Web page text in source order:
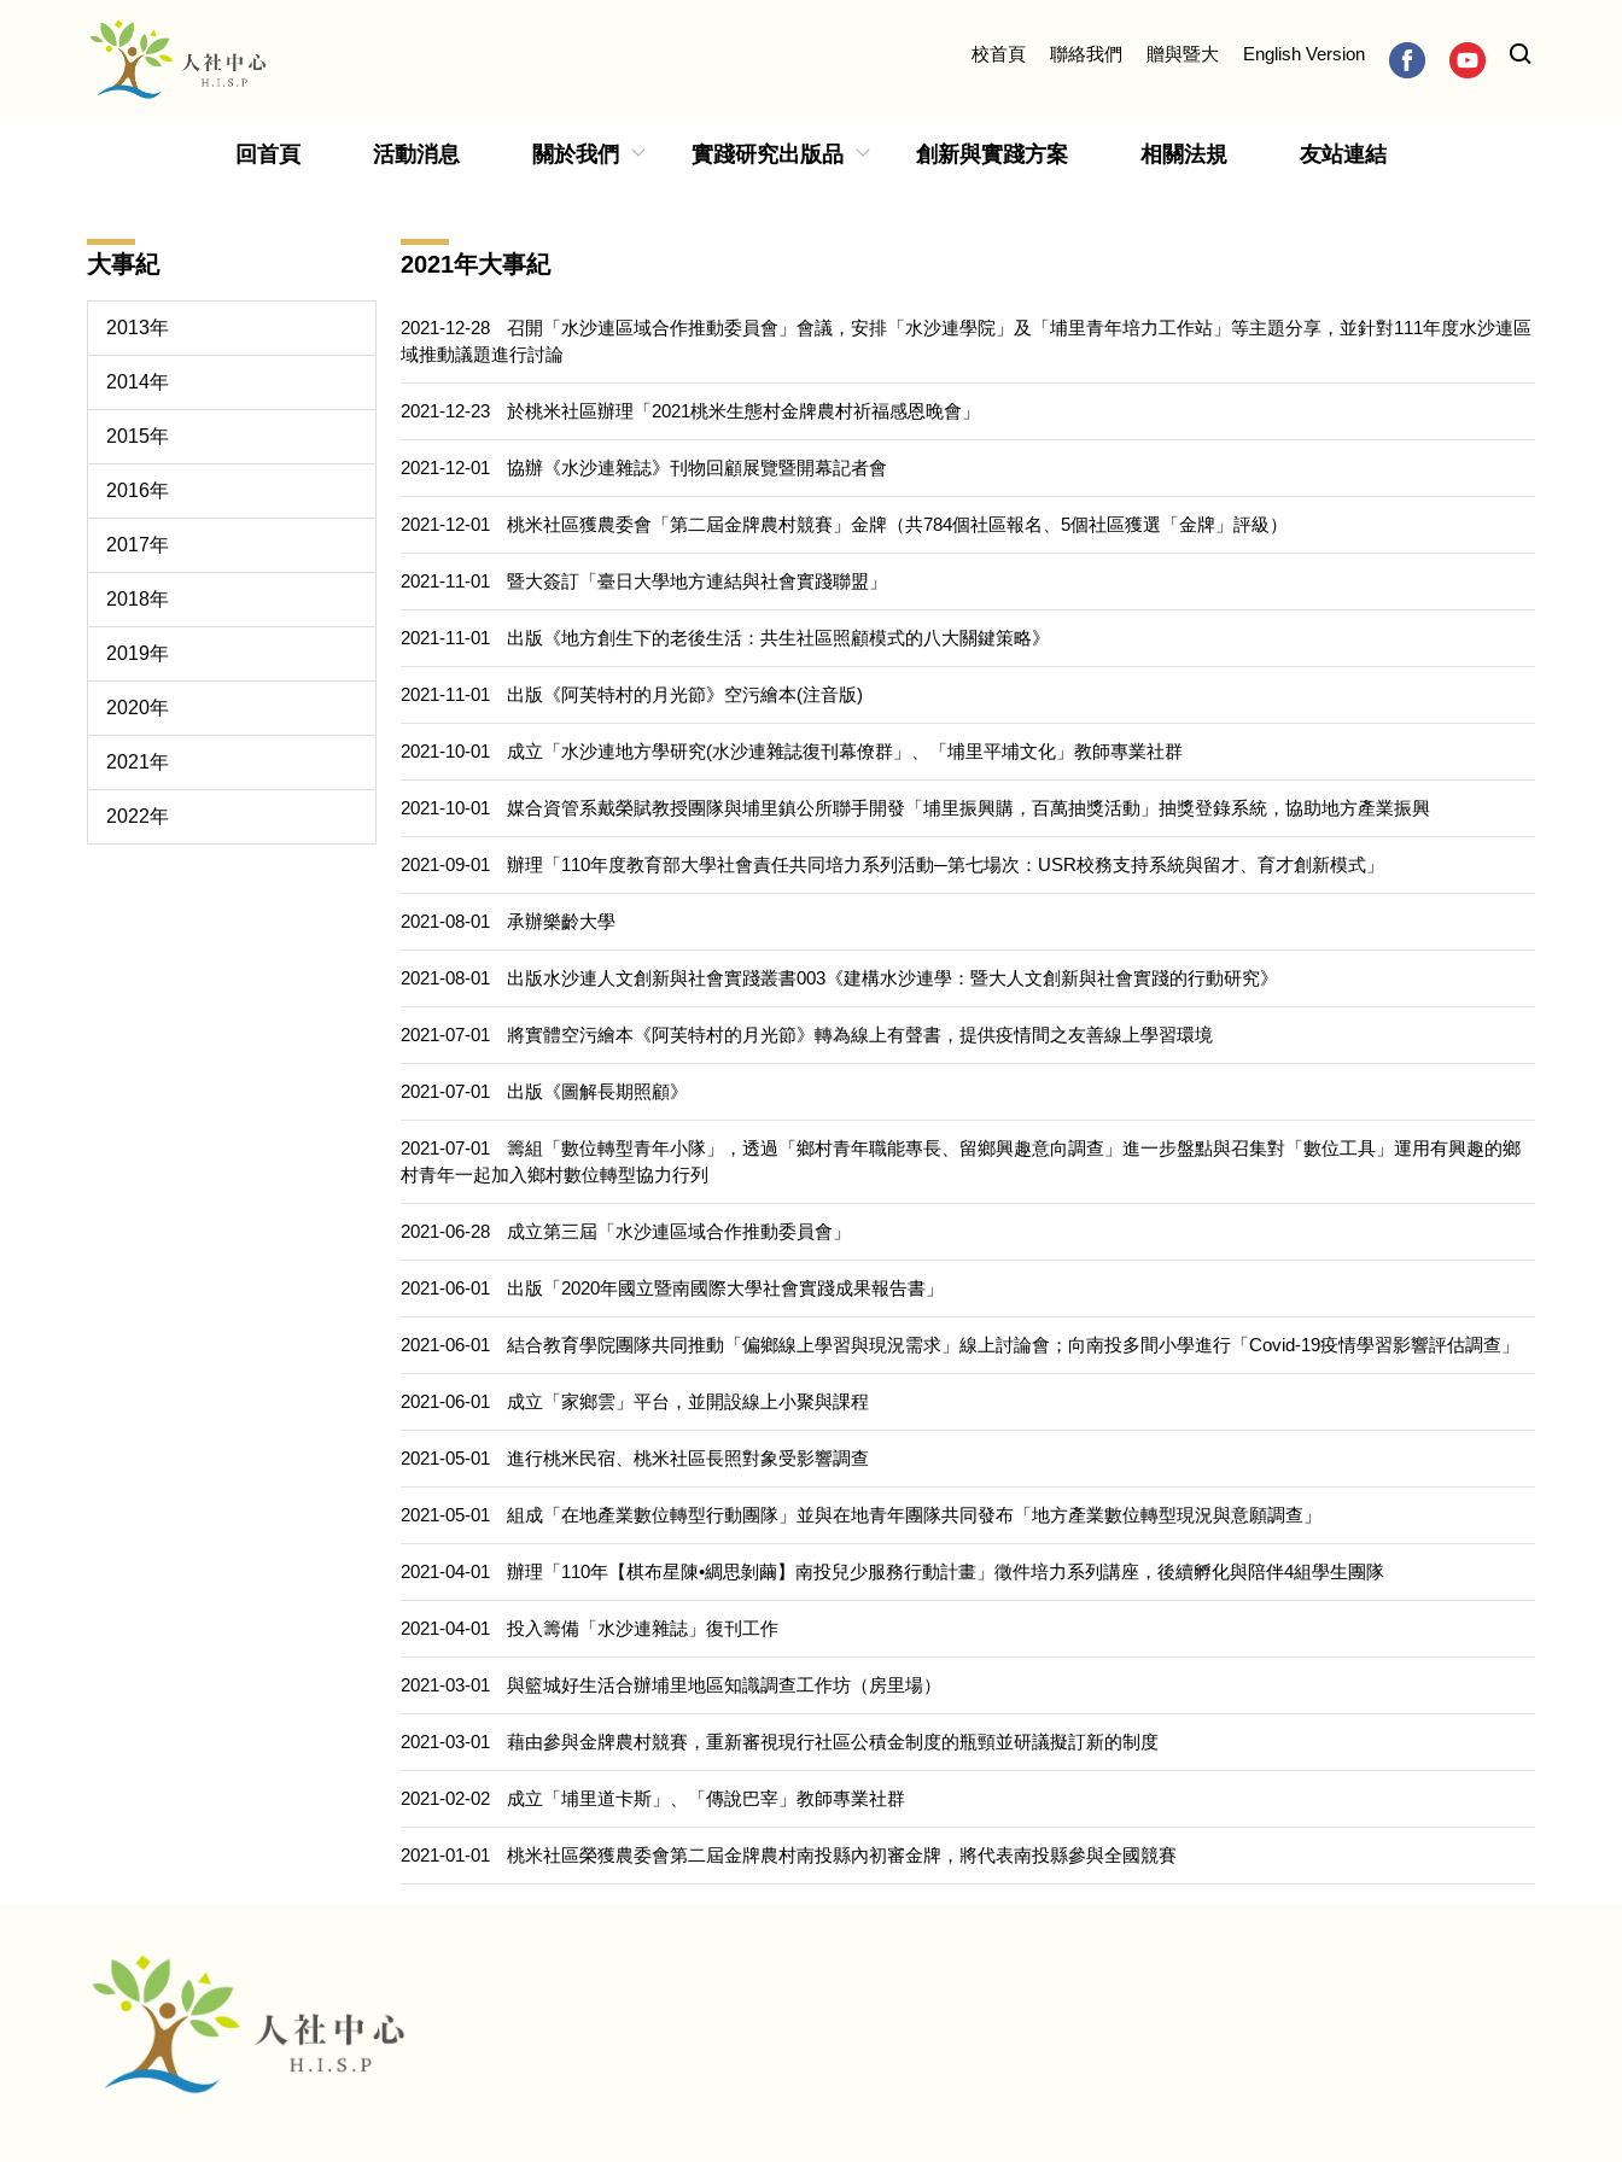
校首頁 聯絡我們 贈與暨大 English Version
回首頁 活動消息 關於我們 實踐研究出版品 創新與實踐方案 相關法規 友站連結
大事紀
2013年
2014年
2015年
2016年
2017年
2018年
2019年
2020年
2021年
2022年
2021年大事紀
2021-12-28
召開「水沙連區域合作推動委員會」會議，安排「水沙連學院」及「埔里青年培力工作站」等主題分享，並針對111年度水沙連區
域推動議題進行討論
2021-12-23 於桃米社區辦理「2021桃米生態村金牌農村祈福感恩晚會」
2021-12-01 協辦《水沙連雜誌》刊物回顧展覽暨開幕記者會
2021-12-01 桃米社區獲農委會「第二屆金牌農村競賽」金牌（共784個社區報名、5個社區獲選「金牌」評級）
2021-11-01 暨大簽訂「臺日大學地方連結與社會實踐聯盟」
2021-11-01 出版《地方創生下的老後生活：共生社區照顧模式的八大關鍵策略》
2021-11-01 出版《阿芙特村的月光節》空污繪本(注音版)
2021-10-01 成立「水沙連地方學研究(水沙連雜誌復刊幕僚群」、「埔里平埔文化」教師專業社群
2021-10-01 媒合資管系戴榮賦教授團隊與埔里鎮公所聯手開發「埔里振興購，百萬抽獎活動」抽獎登錄系統，協助地方產業振興
2021-09-01 辦理「110年度教育部大學社會責任共同培力系列活動─第七場次：USR校務支持系統與留才、育才創新模式」
2021-08-01 承辦樂齡大學
2021-08-01 出版水沙連人文創新與社會實踐叢書003《建構水沙連學：暨大人文創新與社會實踐的行動研究》
2021-07-01 將實體空污繪本《阿芙特村的月光節》轉為線上有聲書，提供疫情間之友善線上學習環境
2021-07-01 出版《圖解長期照顧》
2021-07-01
籌組「數位轉型青年小隊」，透過「鄉村青年職能專長、留鄉興趣意向調查」進一步盤點與召集對「數位工具」運用有興趣的鄉
村青年一起加入鄉村數位轉型協力行列
2021-06-28 成立第三屆「水沙連區域合作推動委員會」
2021-06-01 出版「2020年國立暨南國際大學社會實踐成果報告書」
2021-06-01 結合教育學院團隊共同推動「偏鄉線上學習與現況需求」線上討論會；向南投多間小學進行「Covid-19疫情學習影響評估調查」
2021-06-01 成立「家鄉雲」平台，並開設線上小聚與課程
2021-05-01 進行桃米民宿、桃米社區長照對象受影響調查
2021-05-01 組成「在地產業數位轉型行動團隊」並與在地青年團隊共同發布「地方產業數位轉型現況與意願調查」
2021-04-01 辦理「110年【棋布星陳•綢思剝繭】南投兒少服務行動計畫」徵件培力系列講座，後續孵化與陪伴4組學生團隊
2021-04-01 投入籌備「水沙連雜誌」復刊工作
2021-03-01 與籃城好生活合辦埔里地區知識調查工作坊（房里場）
2021-03-01 藉由參與金牌農村競賽，重新審視現行社區公積金制度的瓶頸並研議擬訂新的制度
2021-02-02 成立「埔里道卡斯」、「傳說巴宰」教師專業社群
2021-01-01 桃米社區榮獲農委會第二屆金牌農村南投縣內初審金牌，將代表南投縣參與全國競賽